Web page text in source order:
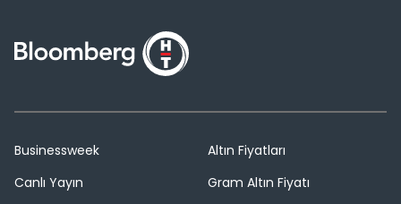
Businessweek
Canlı Yayın
Altın Fiyatları
Gram Altın Fiyatı